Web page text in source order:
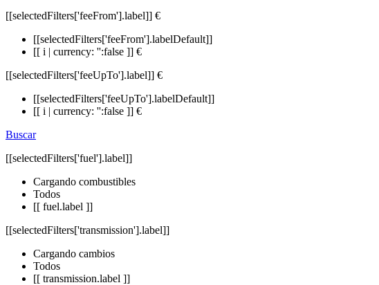
[[selectedFilters['feeFrom'].label]] €
[[selectedFilters['feeFrom'].labelDefault]]
[[ i | currency: '':false ]] €
[[selectedFilters['feeUpTo'].label]] €
[[selectedFilters['feeUpTo'].labelDefault]]
[[ i | currency: '':false ]] €
Buscar
[[selectedFilters['fuel'].label]]
Cargando combustibles
Todos
[[ fuel.label ]]
[[selectedFilters['transmission'].label]]
Cargando cambios
Todos
[[ transmission.label ]]